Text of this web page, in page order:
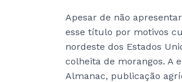
Apesar de não
esse título por motivos
nordeste dos Estados
colheita de morangos. A
Almanac, publicação